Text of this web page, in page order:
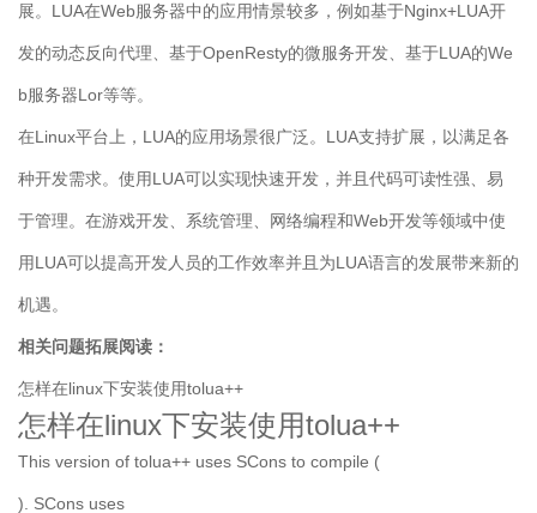
展。LUA在Web服务器中的应用情景较多，例如基于Nginx+LUA开
发的动态反向代理、基于OpenResty的微服务开发、基于LUA的We
b服务器Lor等等。
在Linux平台上，LUA的应用场景很广泛。LUA支持扩展，以满足各
种开发需求。使用LUA可以实现快速开发，并且代码可读性强、易
于管理。在游戏开发、系统管理、网络编程和Web开发等领域中使
用LUA可以提高开发人员的工作效率并且为LUA语言的发展带来新的
机遇。
相关问题拓展阅读：
怎样在linux下安装使用tolua++
怎样在linux下安装使用tolua++
This version of tolua++ uses SCons to compile (
). SCons uses